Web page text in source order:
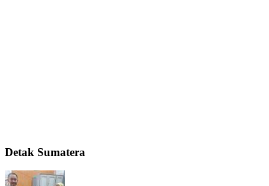
Detak Sumatera